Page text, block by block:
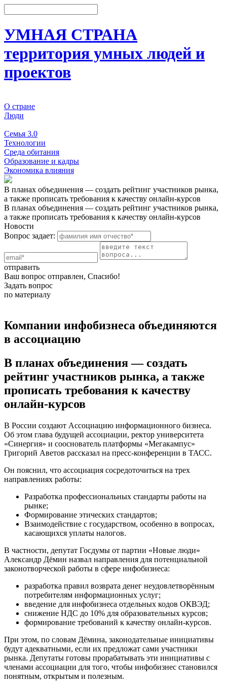
УМНАЯ СТРАНА
территория умных людей и
проектов
О стране
Люди
Семья 3.0
Технологии
Среда обитания
Образование и кадры
Экономика влияния
В планах объединения — создать рейтинг участников рынка,
а также прописать требования к качеству онлайн-курсов
В планах объединения — создать рейтинг участников рынка,
а также прописать требования к качеству онлайн-курсов
Новости
Вопрос задает:
отправить
Ваш вопрос отправлен, Спасибо!
Задать вопрос
по материалу
Компании инфобизнеса объединяются
в ассоциацию
В планах объединения — создать
рейтинг участников рынка, а также
прописать требования к качеству
онлайн-курсов
В России создают Ассоциацию информационного бизнеса.
Об этом глава будущей ассоциации, ректор университета
«Синергия» и сооснователь платформы «Мегакампус»
Григорий Аветов рассказал на пресс-конференции в ТАСС.
Он пояснил, что ассоциация сосредоточиться на трех
направлениях работы:
Разработка профессиональных стандарты работы на
рынке;
Формирование этических стандартов;
Взаимодействие с государством, особенно в вопросах,
касающихся уплаты налогов.
В частности, депутат Госдумы от партии «Новые люди»
Александр Дёмин назвал направления для потенциальной
законотворческой работы в сфере инфобизнеса:
разработка правил возврата денег неудовлетворённым
потребителям информационных услуг;
введение для инфобизнеса отдельных кодов ОКВЭД;
снижение НДС до 10% для образовательных курсов;
формирование требований к качеству онлайн-курсов.
При этом, по словам Дёмина, законодательные инициативы
будут адекватными, если их предложат сами участники
рынка. Депутаты готовы прорабатывать эти инициативы с
членами ассоциации для того, чтобы инфобизнес становился
понятным, открытым и полезным.